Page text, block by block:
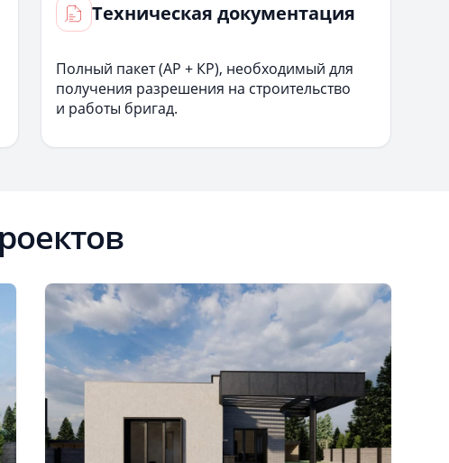
Техническая документация
Полный пакет (АР + КР), необходимый для
получения разрешения на строительство
и работы бригад.